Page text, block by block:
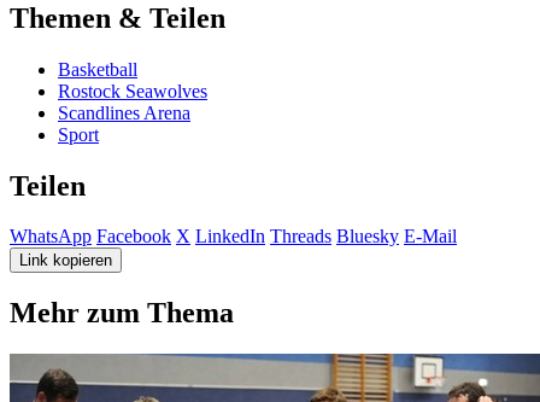
Themen & Teilen
Basketball
Rostock Seawolves
Scandlines Arena
Sport
Teilen
WhatsApp Facebook X LinkedIn Threads Bluesky E-Mail
Link kopieren
Mehr zum Thema